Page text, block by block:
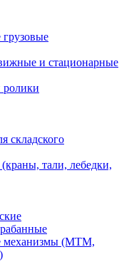
и стационарные
складского
тали, лебедки,
механизмы (МТМ,